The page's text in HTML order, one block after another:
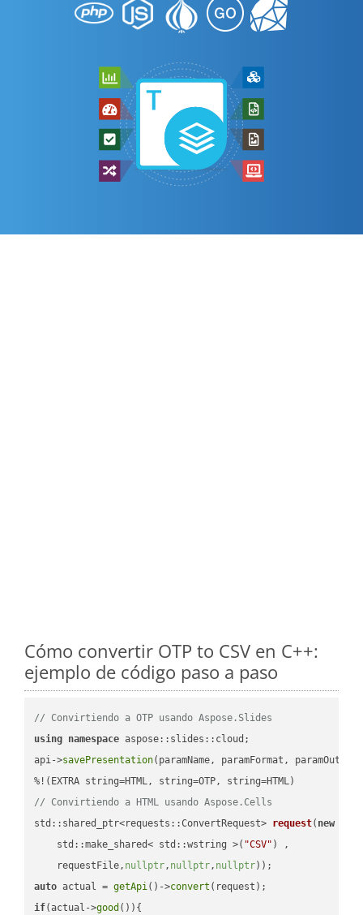
Cómo convertir OTP to CSV en C++:
ejemplo de código paso a paso
// Convirtiendo a OTP usando Aspose.Slides
using namespace aspose::slides::cloud;
api->savePresentation(paramName, paramFormat,
// Convirtiendo a HTML usando Aspose.Cells
std::shared_ptr<requests::ConvertRequest> request( new
    std::make_shared< std::wstring >(
"CSV" ) ,
    requestFile,
nullptr, nullptr, nullptr))
auto actual = getApi()->convert
if(actual->good ()){